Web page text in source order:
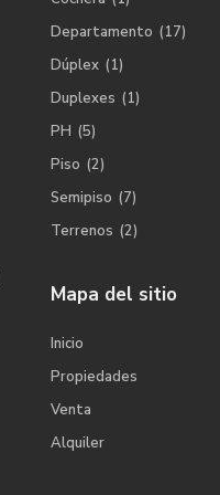
Departamento (17)
Dúplex (1)
Duplexes (1)
PH (5)
Piso (2)
Semipiso (7)
Terrenos (2)
Mapa del sitio
Inicio
Propiedades
Venta
Alquiler